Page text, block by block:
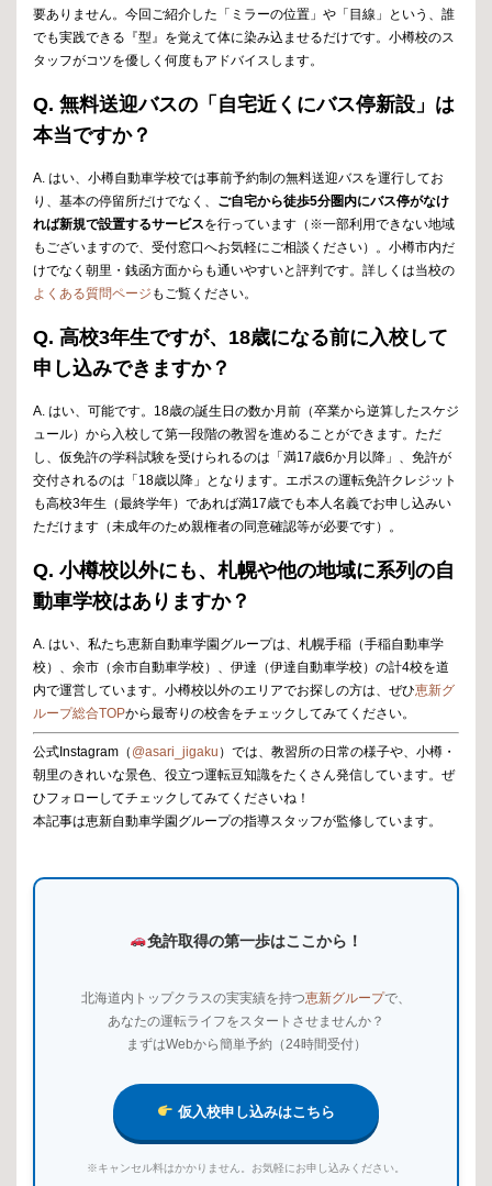
要ありません。今回ご紹介した「ミラーの位置」や「目線」という、誰
でも実践できる『型』を覚えて体に染み込ませるだけです。小樽校のス
タッフがコツを優しく何度もアドバイスします。
Q. 無料送迎バスの「自宅近くにバス停新設」は
本当ですか？
A. はい、小樽自動車学校では事前予約制の無料送迎バスを運行してお
り、基本の停留所だけでなく、 ご自宅から徒歩5分圏内にバス停がなけ
れば新規で設置するサービスを行っています（※一部利用できない地域
もございますので、受付窓口へお気軽にご相談ください）。小樽市内だ
けでなく朝里・銭函方面からも通いやすいと評判です。詳しくは当校の
よくある質問ページ もご覧ください。
Q. 高校3年生ですが、18歳になる前に入校して
申し込みできますか？
A. はい、可能です。18歳の誕生日の数か月前（卒業から逆算したスケジ
ュール）から入校して第一段階の教習を進めることができます。ただ
し、仮免許の学科試験を受けられるのは「満17歳6か月以降」、免許が
交付されるのは「18歳以降」となります。エポスの運転免許クレジット
も高校3年生（最終学年）であれば満17歳でも本人名義でお申し込みい
ただけます（未成年のため親権者の同意確認等が必要です）。
Q. 小樽校以外にも、札幌や他の地域に系列の自
動車学校はありますか？
A. はい、私たち恵新自動車学園グループは、札幌手稲（手稲自動車学
校）、余市（余市自動車学校）、伊達（伊達自動車学校）の計4校を道
内で運営しています。小樽校以外のエリアでお探しの方は、ぜひ恵新グ
ループ総合TOPから最寄りの校舎をチェックしてみてください。
公式Instagram（ @asari_jigaku ）では、教習所の日常の様子や、小樽・
朝里のきれいな景色、役立つ運転豆知識をたくさん発信しています。ぜ
ひフォローしてチェックしてみてくださいね！
本記事は恵新自動車学園グループの指導スタッフが監修しています。
免許取得の第一歩はここから！
北海道内トップクラスの実実績を持つ恵新グループで、
あなたの運転ライフをスタートさせませんか？
まずはWebから簡単予約（24時間受付）
仮入校申し込みはこちら
※キャンセル料はかかりません。お気軽にお申し込みください。